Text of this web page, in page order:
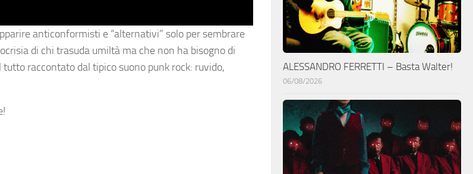
anticonformisti e “alternativi” solo per sembrare
di chi trasuda umiltà ma che non ha bisogno di
raccontato dal tipico suono punk rock: ruvido,
ALESSANDRO FERRETTI – Basta Walter!
06/08/2026